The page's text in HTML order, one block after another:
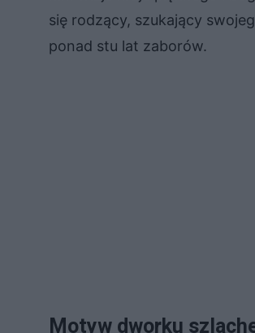
się rodzący, szukający
ponad stu lat zaborów.
Motyw dworku